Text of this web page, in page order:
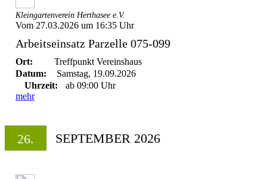
Kleingartenverein Herthasee e.V.
Vom 27.03.2026 um 16:35 Uhr
Arbeitseinsatz Parzelle 075-099
Ort:
Treffpunkt Vereinshaus
Datum:
Samstag, 19.09.2026
Uhrzeit:
ab 09:00 Uhr
mehr
26. SEPTEMBER 2026